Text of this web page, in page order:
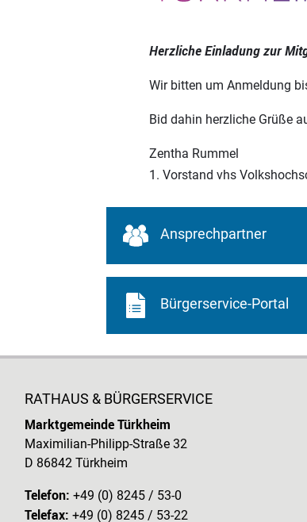
Herzliche Einladung zur
Wir bitten um Anmeldung
Bid dahin herzliche Grüße
Zentha Rummel
1. Vorstand vhs
Ansprechpartner
Bürgerservice-Portal
RATHAUS & BÜRGERSERVICE
Marktgemeinde Türkheim
Maximilian-Philipp-Straße 32
D 86842 Türkheim
Telefon: +49 (0) 8245 / 53-0
Telefax: +49 (0) 8245 / 53-22